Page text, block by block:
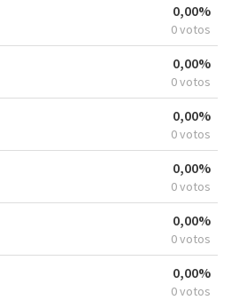
0,00%
0 votos
0,00%
0 votos
0,00%
0 votos
0,00%
0 votos
0,00%
0 votos
0,00%
0 votos